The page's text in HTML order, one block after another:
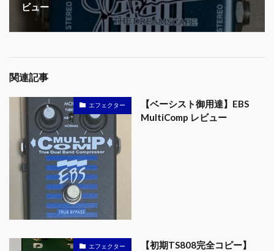
ビュー
関連記事
エフェクター
【ベーシスト御用達】EBS
MultiComp レビュー
エフェクター
【初期TS808完全コピー】